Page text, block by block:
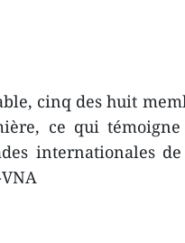
cinq des huit
ce qui
internationales
VNA